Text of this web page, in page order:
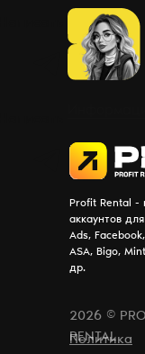
2026 ©
RENTAL
Политика
Profit Rental -
аккаунтов
Ads,
ASA, Bigo,
др.